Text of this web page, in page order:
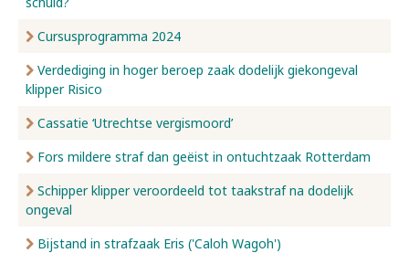
Cursusprogramma 2024
Verdediging in hoger beroep zaak dodelijk giekongeval
klipper Risico
Cassatie ‘Utrechtse vergismoord’
Fors mildere straf dan geëist in ontuchtzaak Rotterdam
Schipper klipper veroordeeld tot taakstraf na dodelijk
ongeval
Bijstand in strafzaak Eris ('Caloh Wagoh')